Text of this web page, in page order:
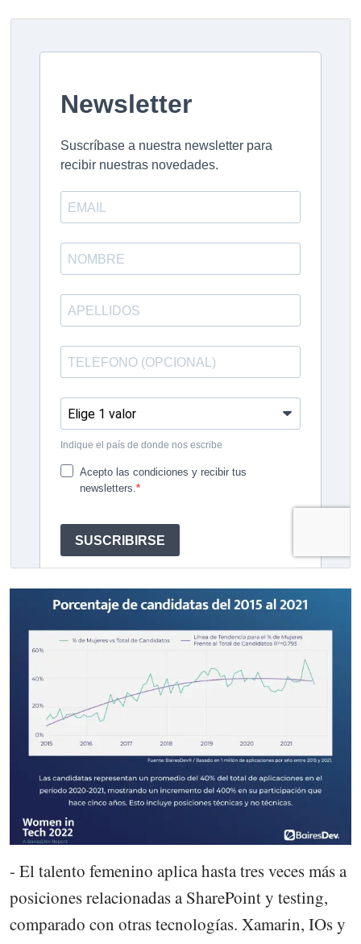
- El talento femenino aplica hasta tres veces más a
posiciones relacionadas a SharePoint y testing,
comparado con otras tecnologías. Xamarin, IOs y